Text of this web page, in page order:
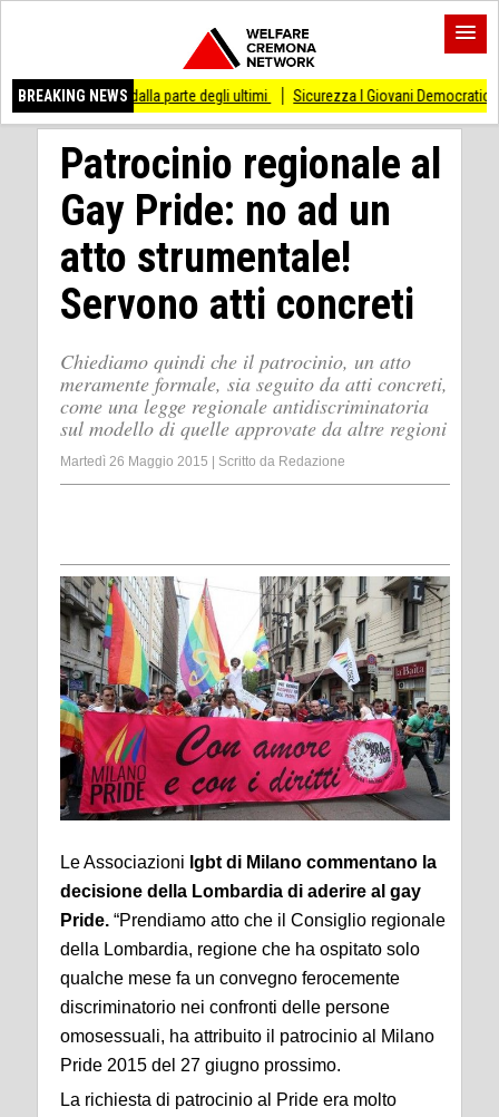
BREAKING NEWS
di stare dalla parte degli ultimi Sicurezza I Giovani Democratici ribattono
Patrocinio regionale al
Gay Pride: no ad un
atto strumentale!
Servono atti concreti
Chiediamo quindi che il patrocinio, un atto
meramente formale, sia seguito da atti concreti,
come una legge regionale antidiscriminatoria
sul modello di quelle approvate da altre regioni
Martedì 26 Maggio 2015 Scritto da Redazione
Le Associazioni lgbt di Milano commentano la
decisione della Lombardia di aderire al gay
Pride. “Prendiamo atto che il Consiglio regionale
della Lombardia, regione che ha ospitato solo
qualche mese fa un convegno ferocemente
discriminatorio nei confronti delle persone
omosessuali, ha attribuito il patrocinio al Milano
Pride 2015 del 27 giugno prossimo.
La richiesta di patrocinio al Pride era molto